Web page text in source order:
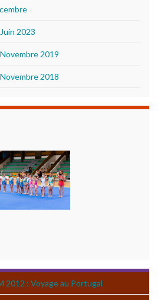
2023
2019
2018
2012 : Voyage au Portugal